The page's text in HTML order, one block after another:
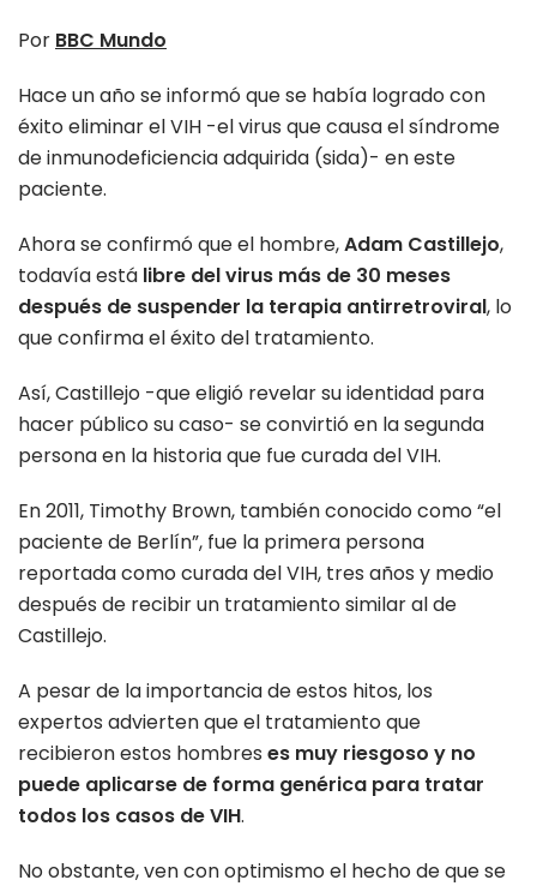
Por BBC Mundo
Hace un año se informó que se había logrado con
éxito eliminar el VIH -el virus que causa el síndrome
de inmunodeficiencia adquirida (sida)- en este
paciente.
Ahora se confirmó que el hombre,Adam Castillejo,
todavía está libre del virus más de 30 meses
después de suspender la terapia antirretroviral, lo
que confirma el éxito del tratamiento.
Así, Castillejo -que eligió revelar su identidad para
hacer público su caso- se convirtió en la segunda
persona en la historia que fue curada del VIH.
En 2011, Timothy Brown, también conocido como “el
paciente de Berlín”, fue la primera persona
reportada como curada del VIH, tres años y medio
después de recibir un tratamiento similar al de
Castillejo.
A pesar de la importancia de estos hitos, los
expertos advierten que el tratamiento que
recibieron estos hombres es muy riesgoso y no
puede aplicarse de forma genérica para tratar
todos los casos de VIH.
No obstante, ven con optimismo el hecho de que se